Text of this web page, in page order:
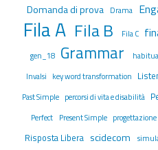
Domanda di prova Drama
Fila A Fila B Fila C
gen_18 Grammar
Invalsi key word transformation
Past Simple percorsi di vita e disabilità
Perfect Present Simple progettazione
Risposta Libera scidecom